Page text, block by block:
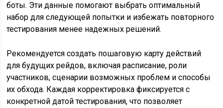
боты. Эти данные помогают выбрать оптимальный
набор для следующей попытки и избежать повторного
тестирования менее надежных решений.
Рекомендуется создать пошаговую карту действий
для будущих рейдов, включая расписание, роли
участников, сценарии возможных проблем и способы
их обхода. Каждая корректировка фиксируется с
конкретной датой тестирования, что позволяет